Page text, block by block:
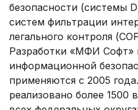
безопасности (системы
систем фильтрации
легального контроля
Разработки «МФИ Софт»
информационной
применяются с 2005
реализовано более 1500